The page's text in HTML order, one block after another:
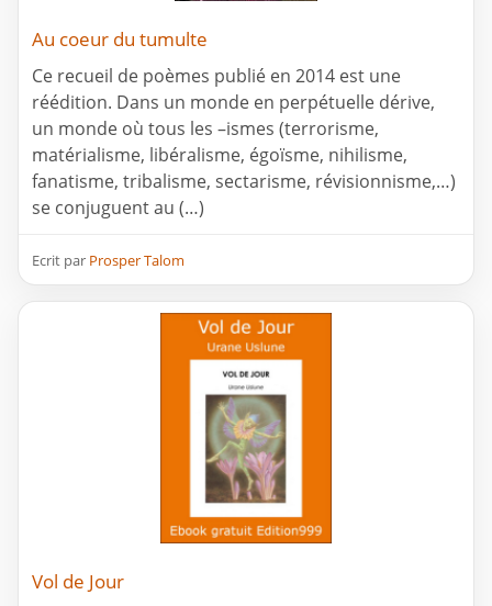
Au coeur du tumulte
Ce recueil de poèmes publié en 2014 est une
réédition. Dans un monde en perpétuelle dérive,
un monde où tous les –ismes (terrorisme,
matérialisme, libéralisme, égoïsme, nihilisme,
fanatisme, tribalisme, sectarisme, révisionnisme,…)
se conjuguent au (…)
Ecrit par Prosper Talom
Vol de Jour